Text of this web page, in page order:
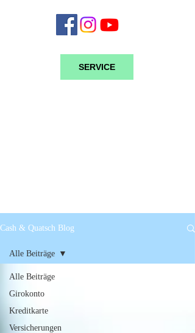
SERVICE
Cash & Quatsch Blog
Alle Beiträge
Girokonto
Kreditkarte
Versicherungen
Alle Beiträge